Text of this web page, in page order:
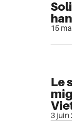
15
Le
3 juin